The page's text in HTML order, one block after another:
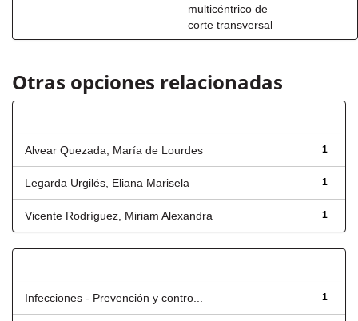
multicéntrico de
corte transversal
Otras opciones relacionadas
1
Alvear Quezada, María de Lourdes
1
Legarda Urgilés, Eliana Marisela
1
Vicente Rodríguez, Miriam Alexandra
1
Infecciones - Prevención y contro...